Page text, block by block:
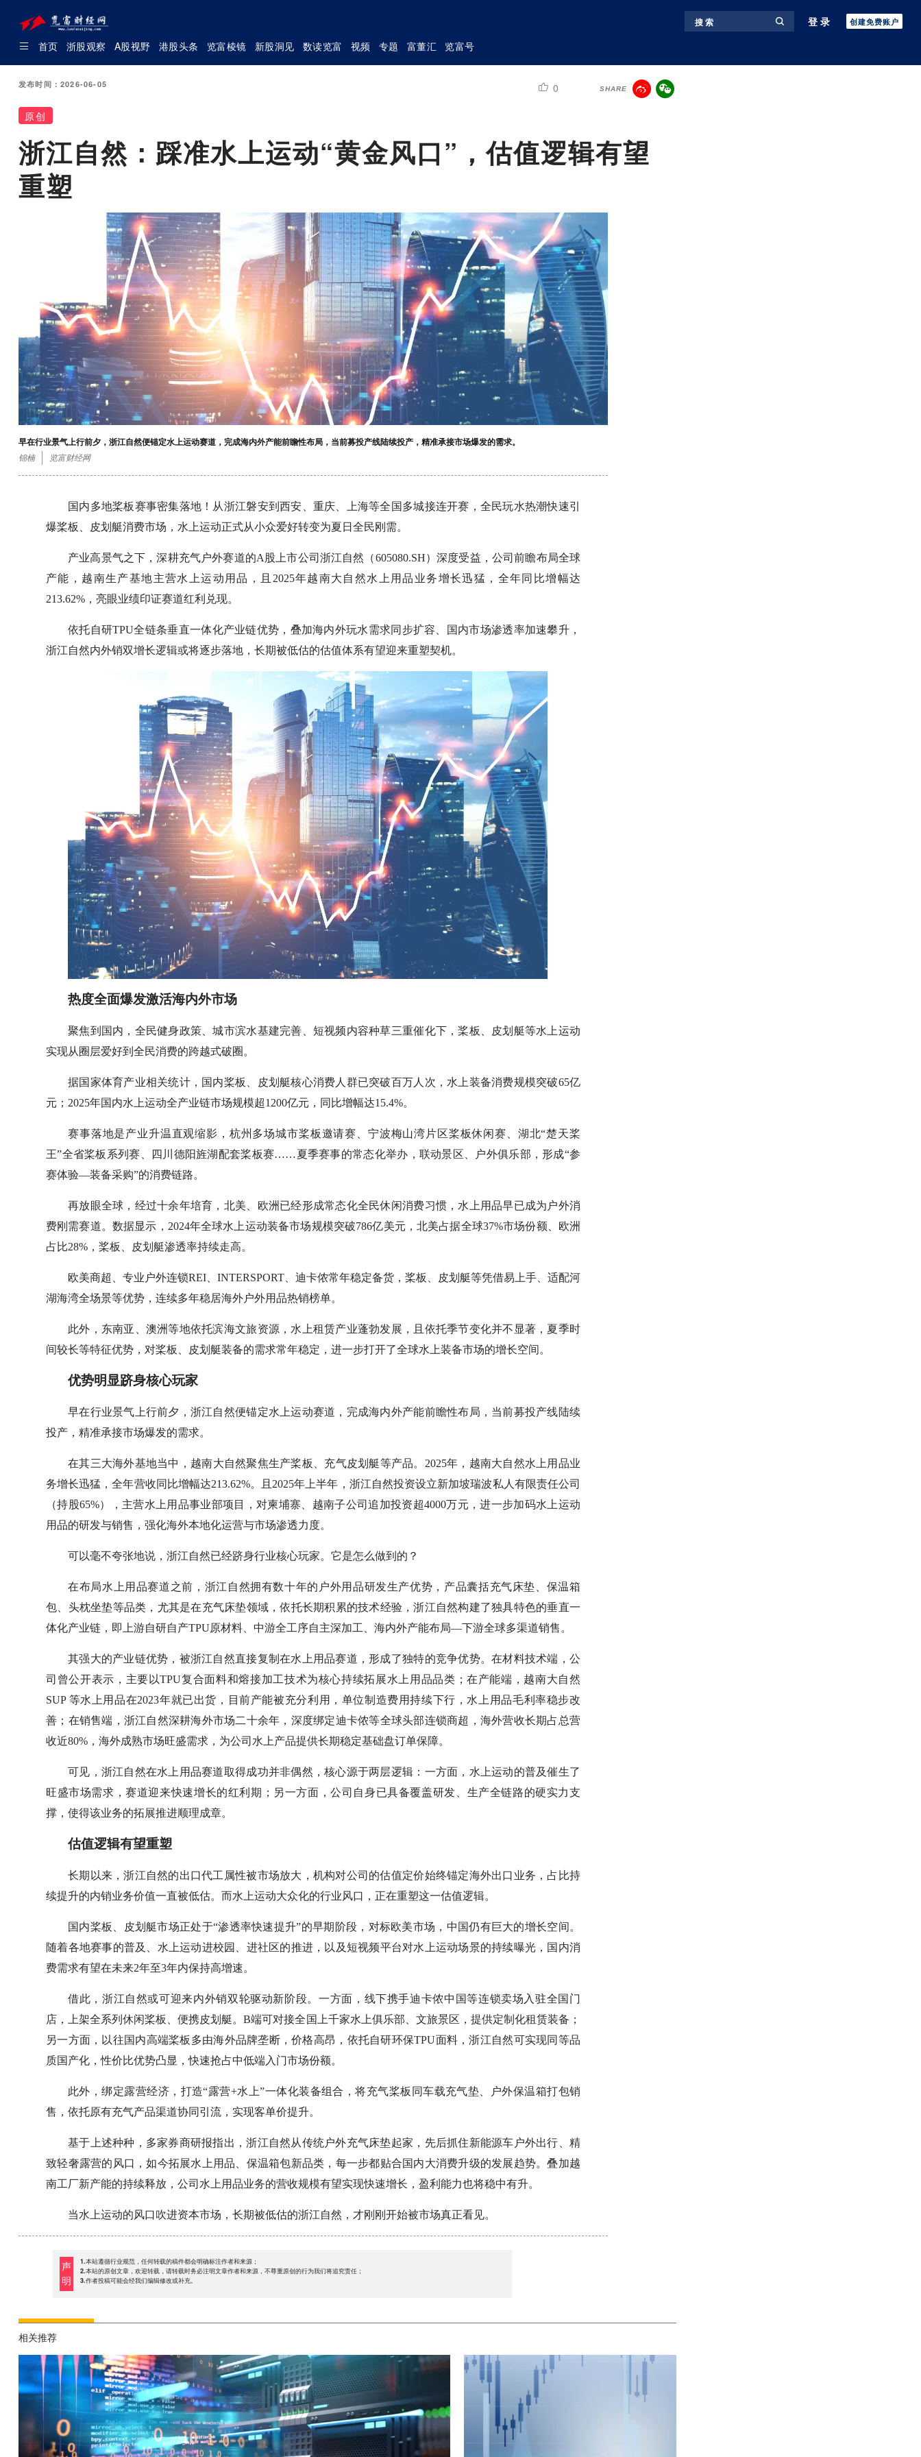
搜 索 登录 创建免费账户
首页 浙股观察 A股视野 港股头条 览富棱镜 新股洞见 数读览富 视频 专题 富董汇 览富号
发布时间：2026-06-05 0 SHARE
原创
浙江自然：踩准水上运动“黄金风口”，估值逻辑有望
重塑
早在行业景气上行前夕，浙江自然便锚定水上运动赛道，完成海内外产能前瞻性布局，当前募投产线陆续投产，精准承接市场爆发的需求。
锦楠 览富财经网
国内多地桨板赛事密集落地！从浙江磐安到西安、重庆、上海等全国多城接连开赛，全民玩水热潮快速引
爆桨板、皮划艇消费市场，水上运动正式从小众爱好转变为夏日全民刚需。
产业高景气之下，深耕充气户外赛道的A股上市公司浙江自然（605080.SH）深度受益，公司前瞻布局全球
产能，越南生产基地主营水上运动用品，且2025年越南大自然水上用品业务增长迅猛，全年同比增幅达
213.62%，亮眼业绩印证赛道红利兑现。
依托自研TPU全链条垂直一体化产业链优势，叠加海内外玩水需求同步扩容、国内市场渗透率加速攀升，
浙江自然内外销双增长逻辑或将逐步落地，长期被低估的估值体系有望迎来重塑契机。
热度全面爆发激活海内外市场
聚焦到国内，全民健身政策、城市滨水基建完善、短视频内容种草三重催化下，桨板、皮划艇等水上运动
实现从圈层爱好到全民消费的跨越式破圈。
据国家体育产业相关统计，国内桨板、皮划艇核心消费人群已突破百万人次，水上装备消费规模突破65亿
元；2025年国内水上运动全产业链市场规模超1200亿元，同比增幅达15.4%。
赛事落地是产业升温直观缩影，杭州多场城市桨板邀请赛、宁波梅山湾片区桨板休闲赛、湖北“楚天桨
王”全省桨板系列赛、四川德阳旌湖配套桨板赛……夏季赛事的常态化举办，联动景区、户外俱乐部，形成“参
赛体验—装备采购”的消费链路。
再放眼全球，经过十余年培育，北美、欧洲已经形成常态化全民休闲消费习惯，水上用品早已成为户外消
费刚需赛道。数据显示，2024年全球水上运动装备市场规模突破786亿美元，北美占据全球37%市场份额、欧洲
占比28%，桨板、皮划艇渗透率持续走高。
欧美商超、专业户外连锁REI、INTERSPORT、迪卡侬常年稳定备货，桨板、皮划艇等凭借易上手、适配河
湖海湾全场景等优势，连续多年稳居海外户外用品热销榜单。
此外，东南亚、澳洲等地依托滨海文旅资源，水上租赁产业蓬勃发展，且依托季节变化并不显著，夏季时
间较长等特征优势，对桨板、皮划艇装备的需求常年稳定，进一步打开了全球水上装备市场的增长空间。
优势明显跻身核心玩家
早在行业景气上行前夕，浙江自然便锚定水上运动赛道，完成海内外产能前瞻性布局，当前募投产线陆续
投产，精准承接市场爆发的需求。
在其三大海外基地当中，越南大自然聚焦生产桨板、充气皮划艇等产品。2025年，越南大自然水上用品业
务增长迅猛，全年营收同比增幅达213.62%。且2025年上半年，浙江自然投资设立新加坡瑞波私人有限责任公司
（持股65%），主营水上用品事业部项目，对柬埔寨、越南子公司追加投资超4000万元，进一步加码水上运动
用品的研发与销售，强化海外本地化运营与市场渗透力度。
可以毫不夸张地说，浙江自然已经跻身行业核心玩家。它是怎么做到的？
在布局水上用品赛道之前，浙江自然拥有数十年的户外用品研发生产优势，产品囊括充气床垫、保温箱
包、头枕坐垫等品类，尤其是在充气床垫领域，依托长期积累的技术经验，浙江自然构建了独具特色的垂直一
体化产业链，即上游自研自产TPU原材料、中游全工序自主深加工、海内外产能布局—下游全球多渠道销售。
其强大的产业链优势，被浙江自然直接复制在水上用品赛道，形成了独特的竞争优势。在材料技术端，公
司曾公开表示，主要以TPU复合面料和熔接加工技术为核心持续拓展水上用品品类；在产能端，越南大自然
SUP 等水上用品在2023年就已出货，目前产能被充分利用，单位制造费用持续下行，水上用品毛利率稳步改
善；在销售端，浙江自然深耕海外市场二十余年，深度绑定迪卡侬等全球头部连锁商超，海外营收长期占总营
收近80%，海外成熟市场旺盛需求，为公司水上产品提供长期稳定基础盘订单保障。
可见，浙江自然在水上用品赛道取得成功并非偶然，核心源于两层逻辑：一方面，水上运动的普及催生了
旺盛市场需求，赛道迎来快速增长的红利期；另一方面，公司自身已具备覆盖研发、生产全链路的硬实力支
撑，使得该业务的拓展推进顺理成章。
估值逻辑有望重塑
长期以来，浙江自然的出口代工属性被市场放大，机构对公司的估值定价始终锚定海外出口业务，占比持
续提升的内销业务价值一直被低估。而水上运动大众化的行业风口，正在重塑这一估值逻辑。
国内桨板、皮划艇市场正处于“渗透率快速提升”的早期阶段，对标欧美市场，中国仍有巨大的增长空间。
随着各地赛事的普及、水上运动进校园、进社区的推进，以及短视频平台对水上运动场景的持续曝光，国内消
费需求有望在未来2年至3年内保持高增速。
借此，浙江自然或可迎来内外销双轮驱动新阶段。一方面，线下携手迪卡侬中国等连锁卖场入驻全国门
店，上架全系列休闲桨板、便携皮划艇。B端可对接全国上千家水上俱乐部、文旅景区，提供定制化租赁装备；
另一方面，以往国内高端桨板多由海外品牌垄断，价格高昂，依托自研环保TPU面料，浙江自然可实现同等品
质国产化，性价比优势凸显，快速抢占中低端入门市场份额。
此外，绑定露营经济，打造“露营+水上”一体化装备组合，将充气桨板同车载充气垫、户外保温箱打包销
售，依托原有充气产品渠道协同引流，实现客单价提升。
基于上述种种，多家券商研报指出，浙江自然从传统户外充气床垫起家，先后抓住新能源车户外出行、精
致轻奢露营的风口，如今拓展水上用品、保温箱包新品类，每一步都贴合国内大消费升级的发展趋势。叠加越
南工厂新产能的持续释放，公司水上用品业务的营收规模有望实现快速增长，盈利能力也将稳中有升。
当水上运动的风口吹进资本市场，长期被低估的浙江自然，才刚刚开始被市场真正看见。
声
明
1.本站遵循行业规范，任何转载的稿件都会明确标注作者和来源；
2.本站的原创文章，欢迎转载，请转载时务必注明文章作者和来源，不尊重原创的行为我们将追究责任；
3.作者投稿可能会经我们编辑修改或补充。
相关推荐